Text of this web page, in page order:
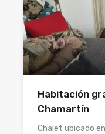
Habitación
Chamartín
Chalet ubicado